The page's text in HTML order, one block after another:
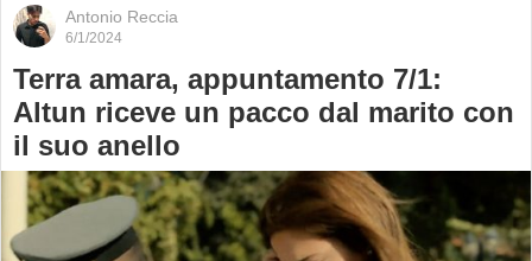
Antonio Reccia
6/1/2024
Terra amara, appuntamento 7/1:
Altun riceve un pacco dal marito con
il suo anello